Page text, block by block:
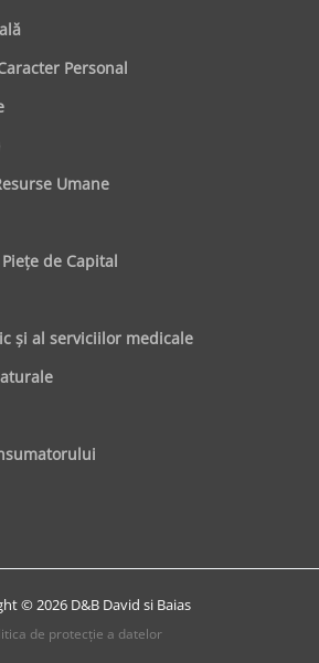
Personal
Umane
de Capital
și al serviciilor medicale
© 2026 D&B David si Baias
de protecţie a datelor